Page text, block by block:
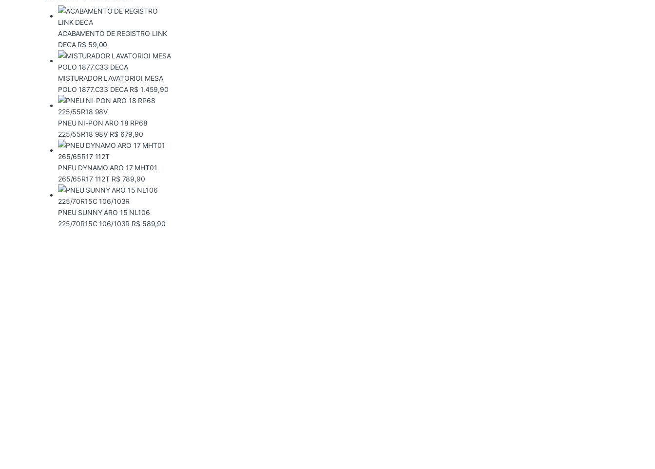
ACABAMENTO DE REGISTRO LINK
DECA R$ 59,00
MISTURADOR LAVATORIOI MESA
POLO 1877.C33 DECA R$ 1.459,90
PNEU NI-PON ARO 18 RP68
225/55R18 98V R$ 679,90
PNEU DYNAMO ARO 17 MHT01
265/65R17 112T R$ 789,90
PNEU SUNNY ARO 15 NL106
225/70R15C 106/103R R$ 589,90